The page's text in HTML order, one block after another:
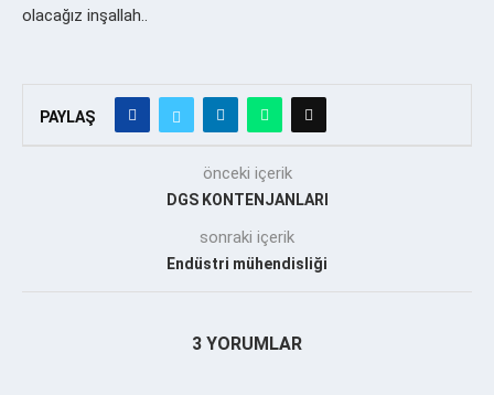
olacağız inşallah..
PAYLAŞ
önceki içerik
DGS KONTENJANLARI
sonraki içerik
Endüstri mühendisliği
3 YORUMLAR